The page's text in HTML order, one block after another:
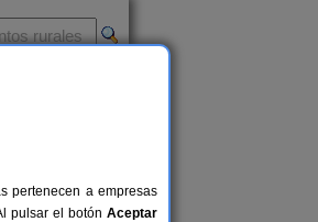
pertenecen a empresas
pulsar el botón Aceptar